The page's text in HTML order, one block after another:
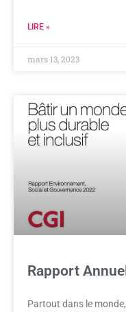
LIRE »
mars 13, 2023
Rapport
Partout dans le